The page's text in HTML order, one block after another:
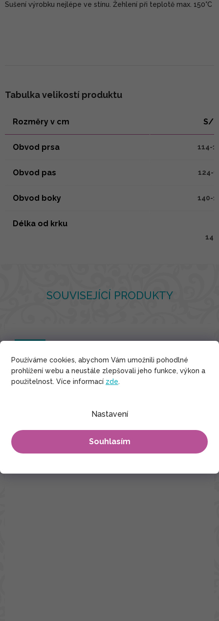
Používáme cookies, abychom Vám umožnili pohodlné
prohlížení webu a neustále zlepšovali jeho funkce, výkon a
použitelnost. Více informací zde.
Nastavení
Souhlasím
SOUVISEJÍCÍ PRODUKTY
Sušení výrobku nejlépe ve stínu. Žehlení při teplotě max. 150°C
Tabulka velikostí produktu
Rozměry v cm S/
Obvod prsa 114-
Obvod pas 124-
Obvod boky 140-
Délka od krku
140